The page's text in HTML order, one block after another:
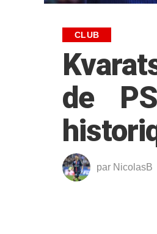
CLUB
de
par NicolasB